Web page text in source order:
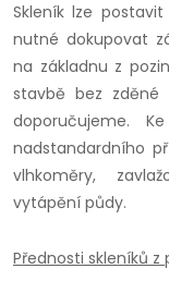
Skleník lze
nutné dokupovat
na základnu z
stavbě bez zděné
doporučujeme.
nadstandardního
vlhkoměry,
vytápění půdy.
Přednosti skleníků z